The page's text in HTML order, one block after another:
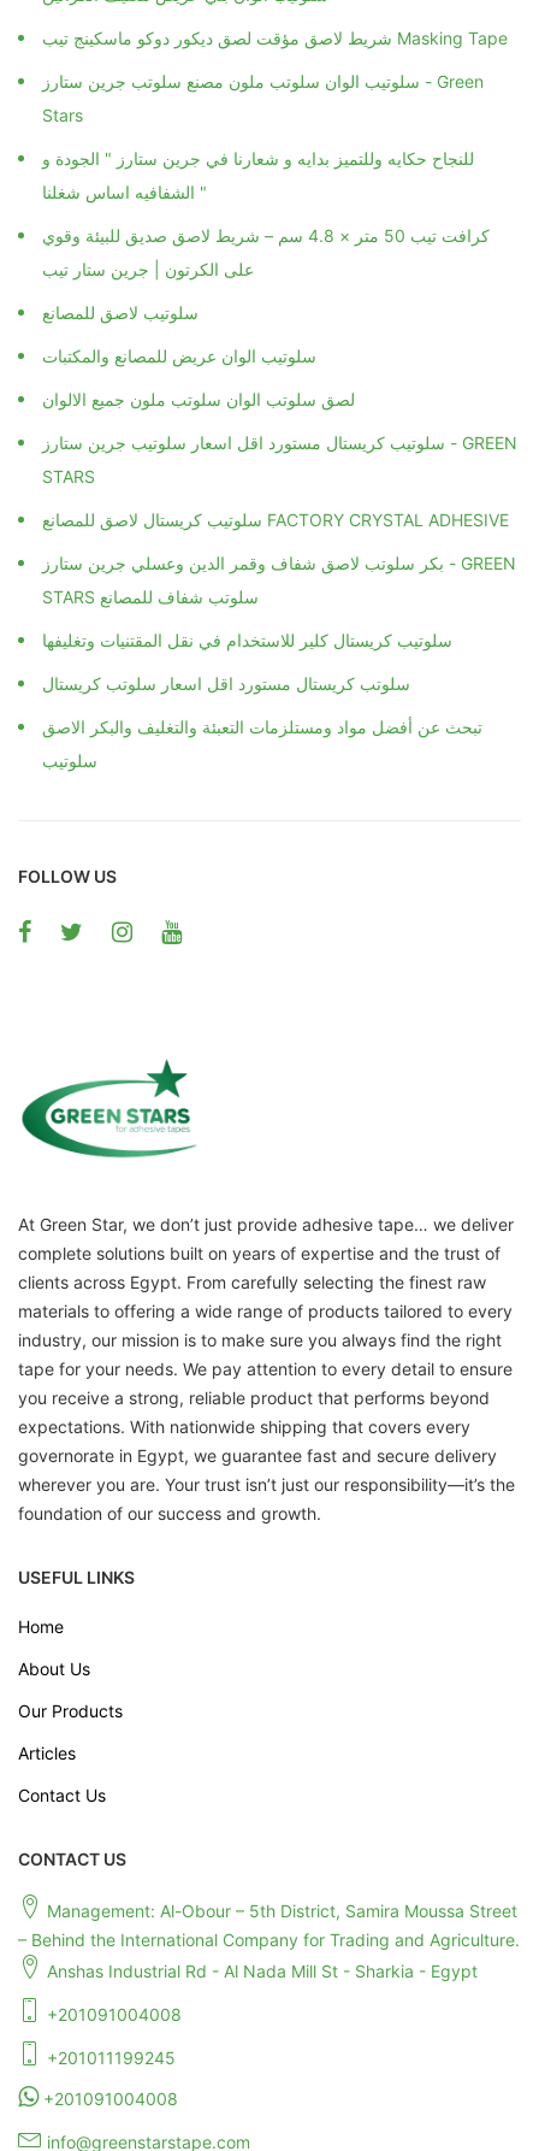
شريط لاصق مؤقت لصق ديكور دوكو ماسكينج تيب Masking Tape
سلوتيب الوان سلوتب ملون مصنع سلوتب جرين ستارز - Green
Stars
للنجاح حكايه وللتميز بدايه و شعارنا في جرين ستارز " الجودة و
الشفافيه اساس شغلنا "
كرافت تيب 50 متر × 4.8 سم – شريط لاصق صديق للبيئة وقوي
على الكرتون | جرين ستار تيب
سلوتيب لاصق للمصانع
سلوتيب الوان عريض للمصانع والمكتبات
لصق سلوتب الوان سلوتب ملون جميع الالوان
سلوتيب كريستال مستورد اقل اسعار سلوتيب جرين ستارز - GREEN
STARS
سلوتيب كريستال لاصق للمصانع FACTORY CRYSTAL ADHESIVE
بكر سلوتب لاصق شفاف وقمر الدين وعسلي جرين ستارز - GREEN
STARS سلوتب شفاف للمصانع
سلوتيب كريستال كلير للاستخدام في نقل المقتنيات وتغليفها
سلوتب كريستال مستورد اقل اسعار سلوتب كريستال
تبحث عن أفضل مواد ومستلزمات التعبئة والتغليف والبكر الاصق
سلوتيب
FOLLOW US
At Green Star, we don’t just provide adhesive tape… we deliver
complete solutions built on years of expertise and the trust of
clients across Egypt. From carefully selecting the finest raw
materials to offering a wide range of products tailored to every
industry, our mission is to make sure you always find the right
tape for your needs. We pay attention to every detail to ensure
you receive a strong, reliable product that performs beyond
expectations. With nationwide shipping that covers every
governorate in Egypt, we guarantee fast and secure delivery
wherever you are. Your trust isn’t just our responsibility—it’s the
foundation of our success and growth.
USEFUL LINKS
Home
About Us
Our Products
Articles
Contact Us
CONTACT US
Management: Al-Obour – 5th District, Samira Moussa Street
– Behind the International Company for Trading and Agriculture.
Anshas Industrial Rd - Al Nada Mill St - Sharkia - Egypt
+201091004008
+201011199245
+201091004008
info@greenstarstape.com